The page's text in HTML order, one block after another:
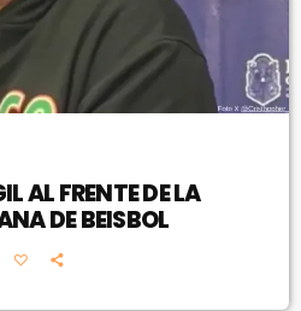
AL FRENTE DE LA
DE BEISBOL